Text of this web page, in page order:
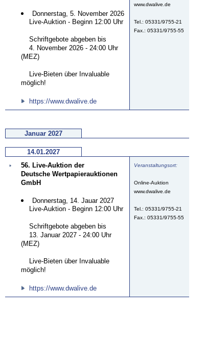
Donnerstag, 5. November 2026
Live-Auktion - Beginn 12:00 Uhr
Schriftgebote abgeben bis
4. November 2026 - 24:00 Uhr
(MEZ)
Live-Bieten über Invaluable
möglich!
https://www.dwalive.de
www.dwalive.de
Tel.: 05331/9755-21
Fax.: 05331/9755-55
Januar 2027
14.01.2027
56. Live-Auktion der
Deutsche Wertpapierauktionen
GmbH
Donnerstag, 14. Jauar 2027
Live-Auktion - Beginn 12:00 Uhr
Schriftgebote abgeben bis
13. Januar 2027 - 24:00 Uhr
(MEZ)
Live-Bieten über Invaluable
möglich!
https://www.dwalive.de
Veranstaltungsort:
Online-Auktion
www.dwalive.de
Tel.: 05331/9755-21
Fax.: 05331/9755-55